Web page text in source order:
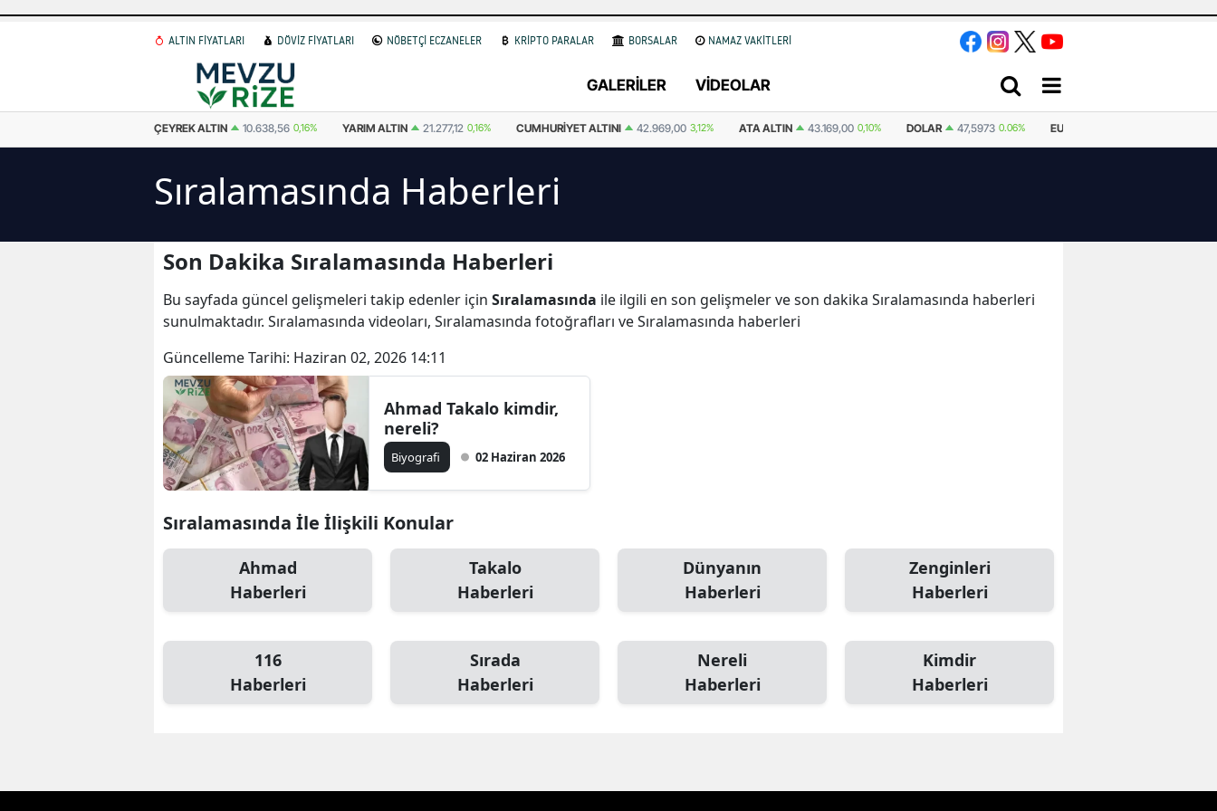
ALTIN FİYATLARI DÖVİZ FİYATLARI NÖBETÇİ ECZANELER KRİPTO PARALAR BORSALAR NAMAZ VAKİTLERİ
GALERİLER VİDEOLAR
10.638,56 0,16% YARIM ALTIN 21.277,12 0,16% CUMHURIYET ALTINI 42.969,00 3,12% ATA ALTIN 43.169,00 0,10% DOLAR 47,5973 0.06% EURO 55,0769 0.11%
Sıralamasında Haberleri
Son Dakika Sıralamasında Haberleri
Bu sayfada güncel gelişmeleri takip edenler için Sıralamasında ile ilgili en son gelişmeler ve son dakika Sıralamasında haberleri
sunulmaktadır. Sıralamasında videoları, Sıralamasında fotoğrafları ve Sıralamasında haberleri
Güncelleme Tarihi: Haziran 02, 2026 14:11
Ahmad Takalo kimdir,
nereli?
Biyografi 02 Haziran 2026
Sıralamasında İle İlişkili Konular
Ahmad
Haberleri
Takalo
Haberleri
Dünyanın
Haberleri
Zenginleri
Haberleri
116
Haberleri
Sırada
Haberleri
Nereli
Haberleri
Kimdir
Haberleri